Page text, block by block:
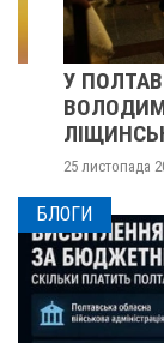
У ПОЛТАВІ
ЛІЩИНСЬКИМ
25 листопада 2025
БЛОГИ